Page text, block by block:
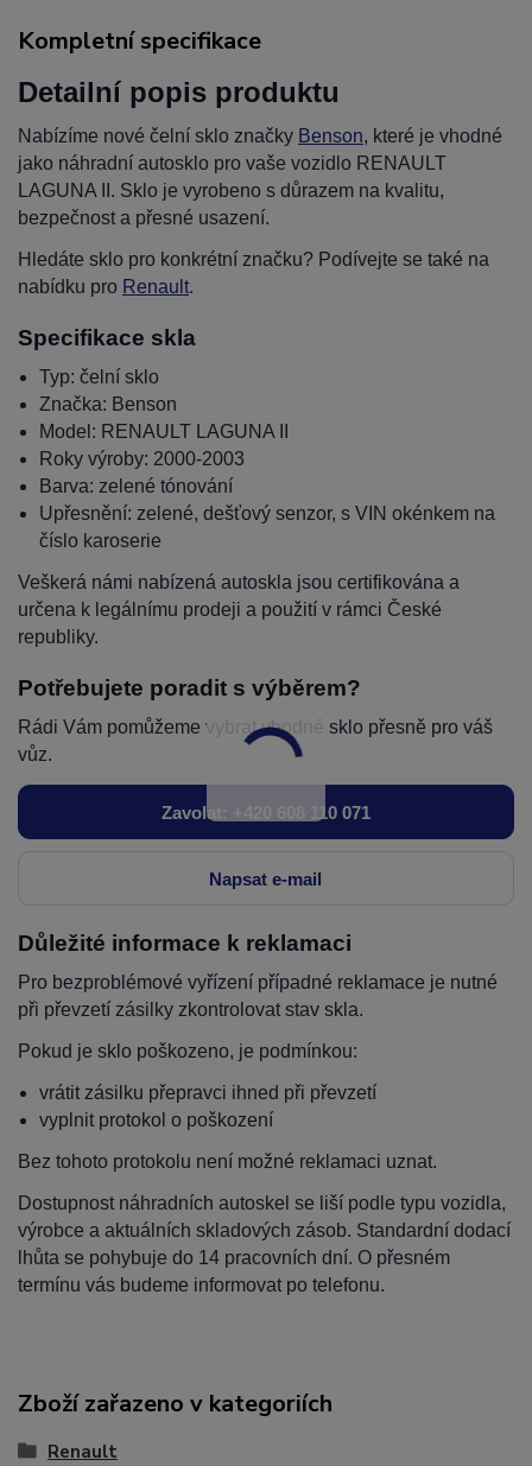
Kompletní specifikace
Detailní popis produktu
Nabízíme nové čelní sklo značky Benson, které je vhodné
jako náhradní autosklo pro vaše vozidlo RENAULT
LAGUNA II. Sklo je vyrobeno s důrazem na kvalitu,
bezpečnost a přesné usazení.
Hledáte sklo pro konkrétní značku? Podívejte se také na
nabídku pro Renault.
Specifikace skla
Typ: čelní sklo
Značka: Benson
Model: RENAULT LAGUNA II
Roky výroby: 2000-2003
Barva: zelené tónování
Upřesnění: zelené, dešťový senzor, s VIN okénkem na
číslo karoserie
Veškerá námi nabízená autoskla jsou certifikována a
určena k legálnímu prodeji a použití v rámci České
republiky.
Potřebujete poradit s výběrem?
Rádi Vám pomůžeme vybrat vhodné sklo přesně pro váš
vůz.
Zavolat: +420 608 110 071
Napsat e-mail
Důležité informace k reklamaci
Pro bezproblémové vyřízení případné reklamace je nutné
při převzetí zásilky zkontrolovat stav skla.
Pokud je sklo poškozeno, je podmínkou:
vrátit zásilku přepravci ihned při převzetí
vyplnit protokol o poškození
Bez tohoto protokolu není možné reklamaci uznat.
Dostupnost náhradních autoskel se liší podle typu vozidla,
výrobce a aktuálních skladových zásob. Standardní dodací
lhůta se pohybuje do 14 pracovních dní. O přesném
termínu vás budeme informovat po telefonu.
Zboží zařazeno v kategoriích
Renault